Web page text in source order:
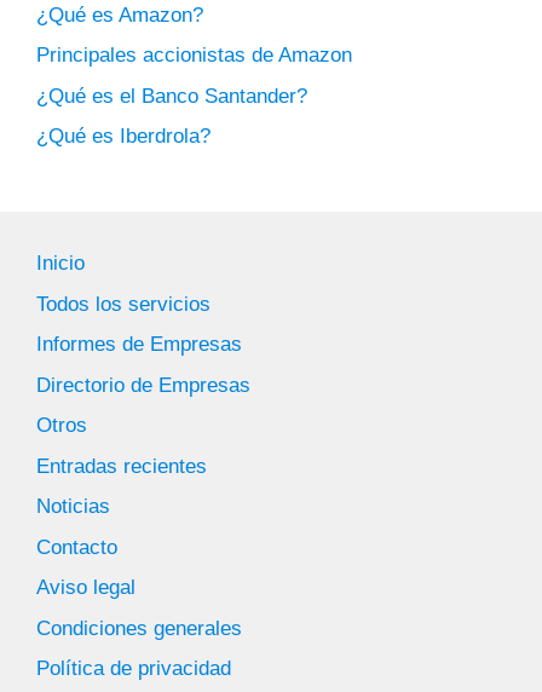
¿Qué es Amazon?
Principales accionistas de Amazon
¿Qué es el Banco Santander?
¿Qué es Iberdrola?
Inicio
Todos los servicios
Informes de Empresas
Directorio de Empresas
Otros
Entradas recientes
Noticias
Contacto
Aviso legal
Condiciones generales
Política de privacidad